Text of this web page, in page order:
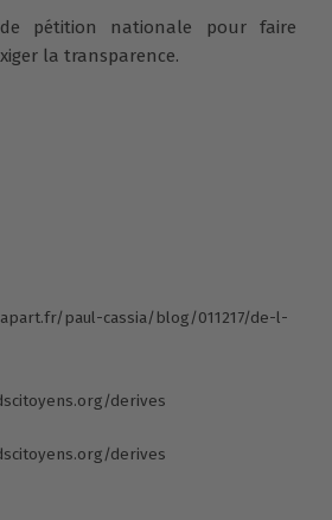
pétition nationale pour faire
la transparence.
paul-cassia/blog/011217/de-l-
derives
derives